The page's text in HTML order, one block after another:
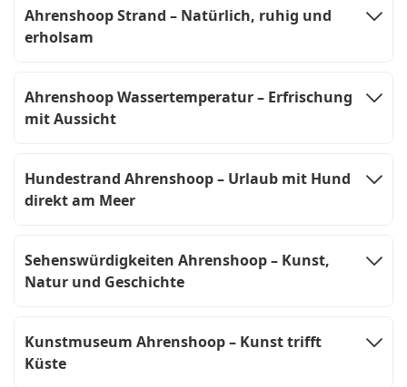
Ahrenshoop Strand – Natürlich, ruhig und
erholsam
Ahrenshoop Wassertemperatur – Erfrischung
mit Aussicht
Hundestrand Ahrenshoop – Urlaub mit Hund
direkt am Meer
Sehenswürdigkeiten Ahrenshoop – Kunst,
Natur und Geschichte
Kunstmuseum Ahrenshoop – Kunst trifft
Küste